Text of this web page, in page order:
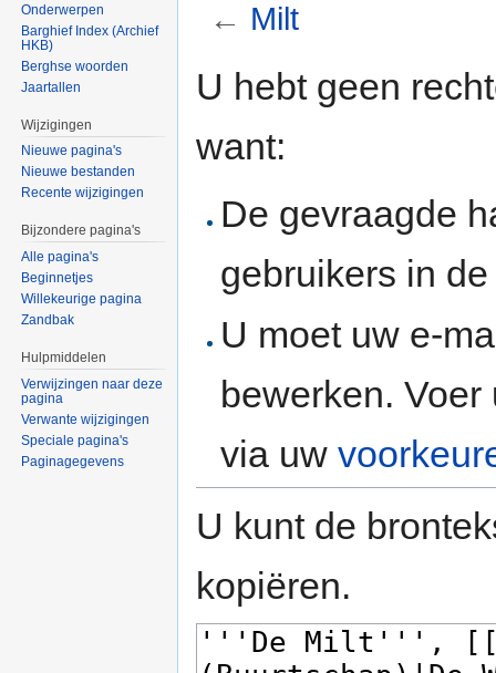
← Milt
U hebt geen
want:
De gevraagde
gebruikers in
U moet uw e-
bewerken.
via uw
U kunt de
kopiëren.
Onderwerpen
Barghief Index (Archief
HKB)
Berghse woorden
Jaartallen
Wijzigingen
Nieuwe pagina's
Nieuwe bestanden
Recente wijzigingen
Bijzondere pagina's
Alle pagina's
Beginnetjes
Willekeurige pagina
Zandbak
Hulpmiddelen
Verwijzingen naar deze
pagina
Verwante wijzigingen
Speciale pagina's
Paginagegevens